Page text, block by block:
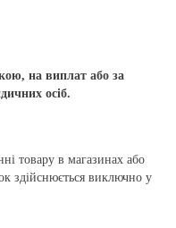
на виплат або за
осіб.
товару в магазинах або
здійснюється виключно у